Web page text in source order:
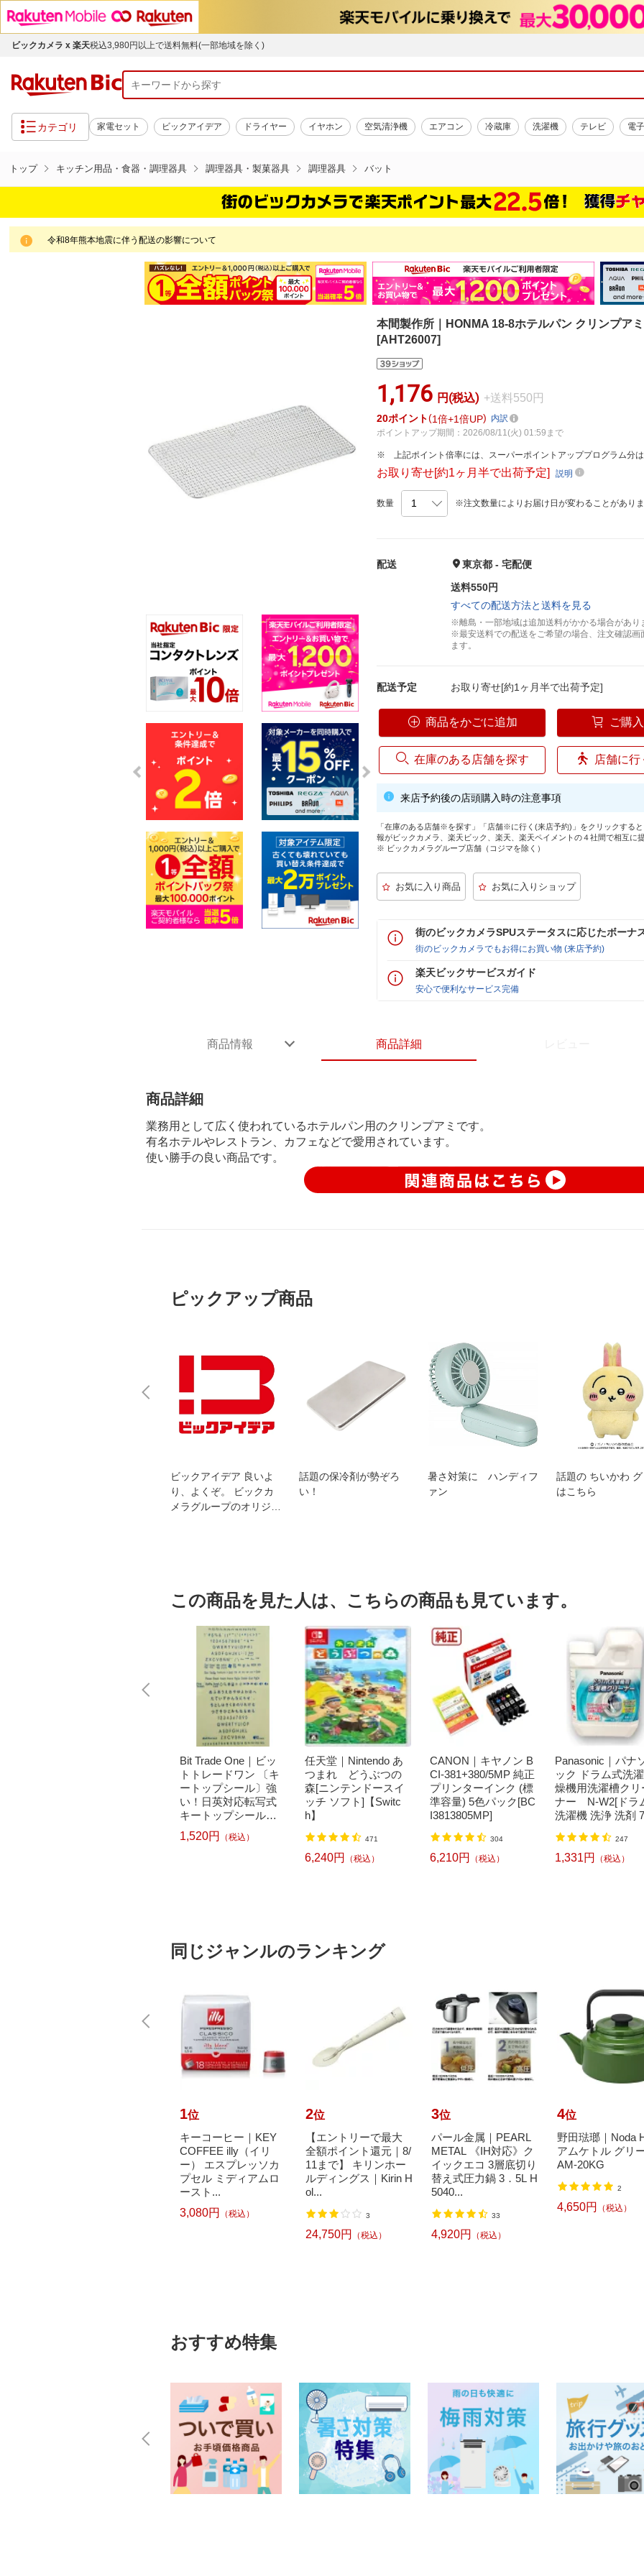
ビックカメラ x 楽天税込3,980円以上で送料無料(一部地域を除く)
カテゴリ 家電セット ビックアイデア ドライヤー イヤホン 空気清浄機 エアコン 冷蔵庫 洗濯機 テレビ 電
トップ キッチン用品・食器・調理器具 調理器具・製菓器具 調理器具 バット
令和8年熊本地震に伴う配送の影響について
本間製作所｜HONMA 18-8ホテルパン クリンプア
[AHT26007]
1,176 円(税込) +送料550円
20ポイント 1倍 1倍UP
内訳
ポイントアップ期間：2026/08/11(火) 01:59まで
上記ポイント倍率には、スーパーポイントアッププログラム分
お取り寄せ[約1ヶ月半で出荷予定]説明
数量 ※注文数量によりお届け日が変わることがあり
配送
東京都 - 宅配便
送料550円
すべての配送方法と送料を見る
※離島・一部地域は追加送料がかかる場合があり
※最安送料での配送をご希望の場合、注文確認
ます。
配送予定 お取り寄せ[約1ヶ月半で出荷予定]
商品をかごに追加 ご購
在庫のある店舗を探す 店舗に
来店予約後の店頭購入時の注意事項
「在庫のある店舗※を探す」「店舗※に行く(来店予約)」をクリックする
報がビックカメラ、楽天ビック、楽天、楽天ペイメントの４社間で相互に
※ ビックカメラグループ店舗（コジマを除く）
街のビックカメラSPUステータスに応じたボーナ
街のビックカメラでもお得にお買い物 (来店予約)
楽天ビックサービスガイド
安心で便利なサービス完備
商品情報 商品詳細
商品詳細
業務用として広く使われているホテルパン用のクリンプアミです。
有名ホテルやレストラン、カフェなどで愛用されています。
使い勝手の良い商品です。
ピックアップ商品
ビックアイデア 良いよ
り、よくぞ。 ビックカ
メラグループのオリジナ
話題の保冷剤が勢ぞろ
い！
暑さ対策に ハンディフ
ァン
話題の ちいかわ
はこちら
この商品を見た人は、こちらの商品も見ています。
Bit Trade One｜ビッ
トトレードワン 〔キ
ートップシール〕強
い！日英対応転写式
キートップシールセ
ット ブルー DYKTSB
L
1,520円 （税込）
任天堂｜Nintendo あ
つまれ どうぶつの
森[ニンテンドースイ
ッチ ソフト]【Switc
h】
471
6,240円 （税込）
CANON｜キヤノン B
CI-381+380/5MP 純正
プリンターインク (標
準容量) 5色パック[BC
I3813805MP]
304
6,210円 （税込）
Panasonic｜パナ
ック ドラム式洗
燥機用洗濯槽クリ
ナー N-W2[ドラ
洗濯機 洗浄 洗剤
247
1,331円 （税込）
同じジャンルのランキング
1位
キーコーヒー｜KEY
COFFEE illy（イリ
ー） エスプレッソカ
プセル ミディアムロ
ースト...
3,080円
（税込）
2位
【エントリーで最大
全額ポイント還元｜8/
11まで】 キリンホー
ルディングス｜Kirin H
ol...
3
24,750円 （税込）
3位
パール金属｜PEARL
METAL 《IH対応》ク
イックエコ 3層底切り
替え式圧力鍋 3．5L H
5040...
33
4,920円 （税込）
4位
野田琺瑯｜Noda
アムケトル グリ
AM-20KG
2
4,650円 （税込）
おすすめ特集